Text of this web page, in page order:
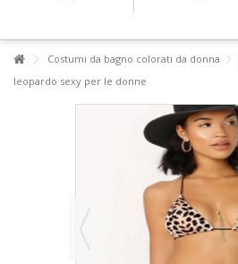
Costumi da bagno colorati da donna
leopardo sexy per le donne